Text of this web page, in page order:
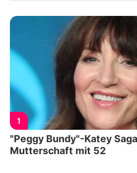
1
"Peggy Bundy"-Katey
Mutterschaft mit 52